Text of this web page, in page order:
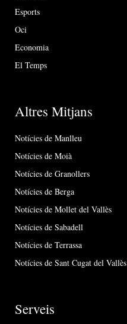
Esports
Oci
Economia
El Temps
Altres Mitjans
Notícies de Manlleu
Notícies de Moià
Notícies de Granollers
Notícies de Berga
Notícies de Mollet del Vallès
Notícies de Sabadell
Notícies de Terrassa
Notícies de Sant Cugat del Vallès
Serveis